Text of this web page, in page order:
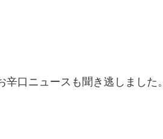
口ニュースも聞き逃しました。